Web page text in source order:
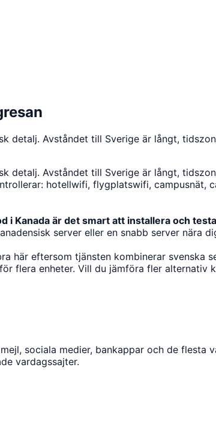
detalj. Avståndet till Sverige är långt,
detalj. Avståndet till Sverige är långt,
hotellwifi, flygplatswifi, campusnät,
i Kanada är det smart att installera och
server eller en snabb server nära
här eftersom tjänsten kombinerar svenska
flera enheter. Vill du jämföra fler alternativ
sociala medier, bankappar och de flesta
vardagssajter.